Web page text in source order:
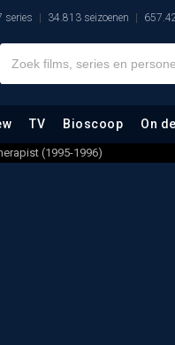
series 34.813 seizoenen
TV Bioscoop On
(1995-1996)